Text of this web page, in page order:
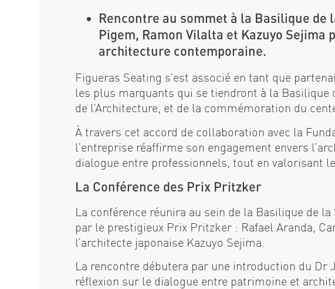
Rencontre au sommet à la Basilique de
Pigem, Ramon Vilalta et Kazuyo
architecture contemporaine.
Figueras Seating s’est associé en tant que
les plus marquants qui se tiendront à la Basilique
de l’Architecture, et de la commémoration du
À travers cet accord de collaboration avec la
l’entreprise réaffirme son engagement envers
dialogue entre professionnels, tout en valorisant
La Conférence des Prix Pritzker
La conférence réunira au sein de la Basilique de
par le prestigieux Prix Pritzker : Rafael Aranda,
l’architecte japonaise Kazuyo Sejima.
La rencontre débutera par une introduction du Dr
réflexion sur le dialogue entre patrimoine et